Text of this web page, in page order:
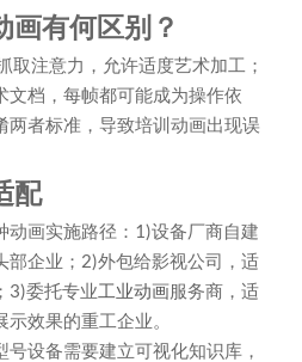
画有何区别？
取注意力，允许适度艺术加工；
文档，每帧都可能成为操作依
两者标准，导致培训动画出现误
配
动画实施路径：1)设备厂商自建
部企业；2)外包给影视公司，适
3)委托专业工业动画服务商，适
效果的重工企业。
设备需要建立可视化知识库，